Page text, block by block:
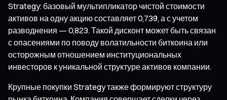
Strategy: базовый мультипликатор чистой стоимости
активов на одну акцию составляет 0,739, а с учетом
разводнения — 0,823. Такой дисконт может быть связан
с опасениями по поводу волатильности биткоина или
осторожным отношением институциональных
инвесторов к уникальной структуре активов компании.
Крупные покупки Strategy также формируют структуру